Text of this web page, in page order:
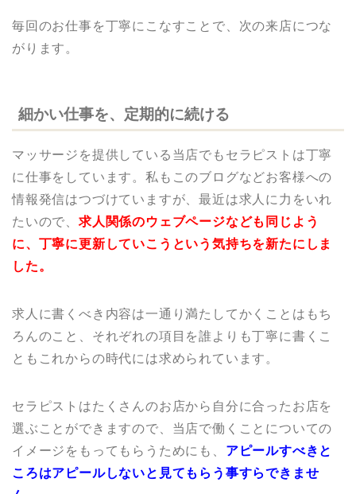
毎回のお仕事を丁寧にこなすことで、次の来店につな
がります。
細かい仕事を、定期的に続ける
マッサージを提供している当店でもセラピストは丁寧
に仕事をしています。私もこのブログなどお客様への
情報発信はつづけていますが、最近は求人に力をいれ
たいので、 求人関係のウェブページなども同じよう
に、丁寧に更新していこうという気持ちを新たにしま
した。
求人に書くべき内容は一通り満たしてかくことはもち
ろんのこと、それぞれの項目を誰よりも丁寧に書くこ
ともこれからの時代には求められています。
セラピストはたくさんのお店から自分に合ったお店を
選ぶことができますので、当店で働くことについての
イメージをもってもらうためにも、 アピールすべきと
ころはアピールしないと見てもらう事すらできませ